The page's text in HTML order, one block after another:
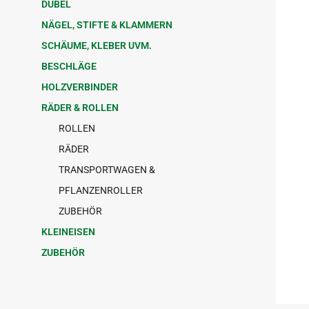
DÜBEL
NÄGEL, STIFTE & KLAMMERN
SCHÄUME, KLEBER UVM.
BESCHLÄGE
HOLZVERBINDER
RÄDER & ROLLEN
ROLLEN
RÄDER
TRANSPORTWAGEN &
PFLANZENROLLER
ZUBEHÖR
KLEINEISEN
ZUBEHÖR